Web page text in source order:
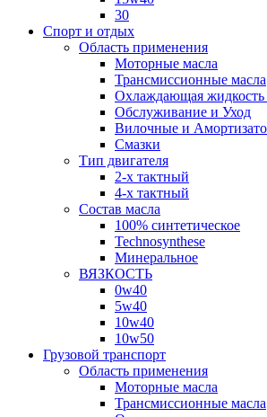
30
Спорт и отдых
Область применения
Моторные масла
Трансмиссионные масла
Охлаждающая
Обслуживание и Уход
Вилочные и
Смазки
Тип двигателя
2-х тактный
4-х тактный
Состав масла
100% синтетическое
Technosynthese
Минеральное
ВЯЗКОСТЬ
0w40
5w40
10w40
10w50
Грузовой транспорт
Область применения
Моторные масла
Трансмиссионные масла